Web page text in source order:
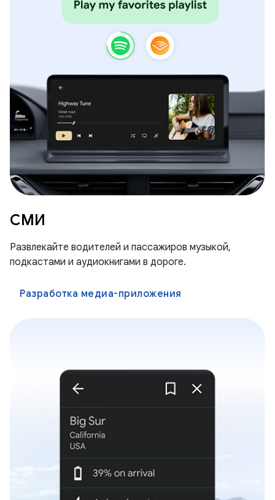
СМИ
Развлекайте водителей и пассажиров музыкой,
подкастами и аудиокнигами в дороге.
Разработка медиа-приложения